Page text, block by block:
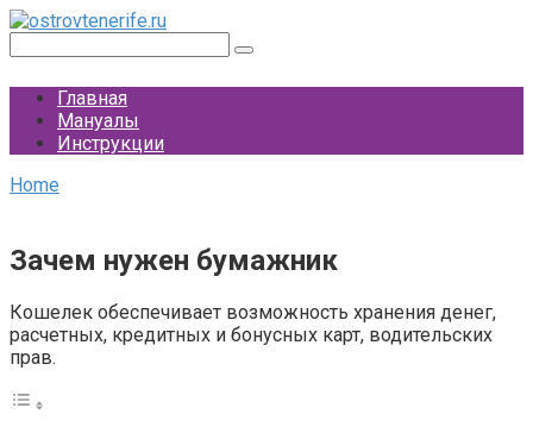
Перейти
контенту
Главная
Мануалы
Инструкции
Home
Зачем нужен бумажник
Кошелек обеспечивает возможность хранения денег,
расчетных, кредитных и бонусных карт, водительских
прав.